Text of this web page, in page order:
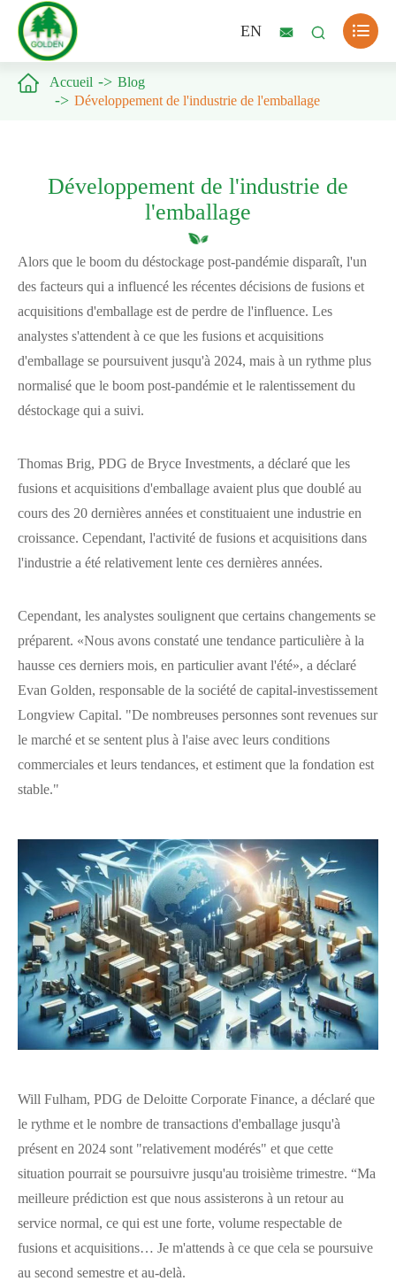
EN   
 Accueil
Blog
Développement de l'industrie de l'emballage
Développement de l'industrie de
l'emballage
Alors que le boom du déstockage post-pandémie disparaît, l'un
des facteurs qui a influencé les récentes décisions de fusions et
acquisitions d'emballage est de perdre de l'influence. Les
analystes s'attendent à ce que les fusions et acquisitions
d'emballage se poursuivent jusqu'à 2024, mais à un rythme plus
normalisé que le boom post-pandémie et le ralentissement du
déstockage qui a suivi.
Thomas Brig, PDG de Bryce Investments, a déclaré que les
fusions et acquisitions d'emballage avaient plus que doublé au
cours des 20 dernières années et constituaient une industrie en
croissance. Cependant, l'activité de fusions et acquisitions dans
l'industrie a été relativement lente ces dernières années.
Cependant, les analystes soulignent que certains changements se
préparent. «Nous avons constaté une tendance particulière à la
hausse ces derniers mois, en particulier avant l'été», a déclaré
Evan Golden, responsable de la société de capital-investissement
Longview Capital. "De nombreuses personnes sont revenues sur
le marché et se sentent plus à l'aise avec leurs conditions
commerciales et leurs tendances, et estiment que la fondation est
stable."
Will Fulham, PDG de Deloitte Corporate Finance, a déclaré que
le rythme et le nombre de transactions d'emballage jusqu'à
présent en 2024 sont "relativement modérés" et que cette
situation pourrait se poursuivre jusqu'au troisième trimestre. “Ma
meilleure prédiction est que nous assisterons à un retour au
service normal, ce qui est une forte, volume respectable de
fusions et acquisitions… Je m'attends à ce que cela se poursuive
au second semestre et au-delà.